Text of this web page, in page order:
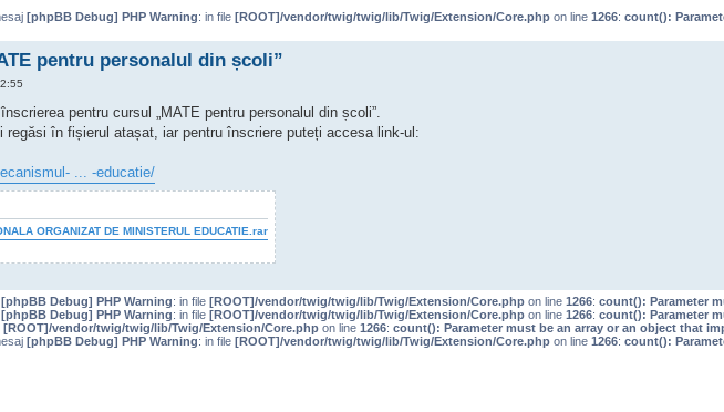
[phpBB Debug] PHP Warning: in file [ROOT]/vendor/twig/twig/lib/Twig/Extension/Core.php on line 1266: count():
pentru personalul din școli”
pentru cursul „MATE pentru personalul din școli”.
regăsi în fișierul atașat, iar pentru înscriere puteți accesa link-ul:
... -educatie/
ORGANIZAT DE MINISTERUL EDUCATIE.rar
[phpBB Debug] PHP Warning: in file [ROOT]/vendor/twig/twig/lib/Twig/Extension/Core.php on line 1266: count(): Parameter
[phpBB Debug] PHP Warning: in file [ROOT]/vendor/twig/twig/lib/Twig/Extension/Core.php on line 1266: count(): Parameter
[ROOT]/vendor/twig/twig/lib/Twig/Extension/Core.php on line 1266: count(): Parameter must be an array or an object that
[phpBB Debug] PHP Warning: in file [ROOT]/vendor/twig/twig/lib/Twig/Extension/Core.php on line 1266: count():